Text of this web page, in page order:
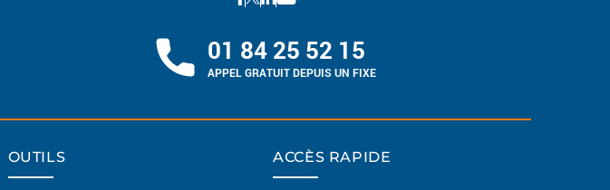
01 84 25 52 15
APPEL GRATUIT DEPUIS UN FIXE
OUTILS ACCÈS RAPIDE